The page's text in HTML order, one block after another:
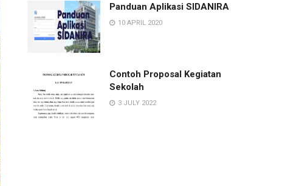
Panduan Aplikasi SIDANIRA
10 APRIL 2020
Contoh Proposal Kegiatan
Sekolah
3 JULY 2022